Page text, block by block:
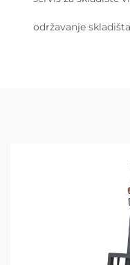
održavanje